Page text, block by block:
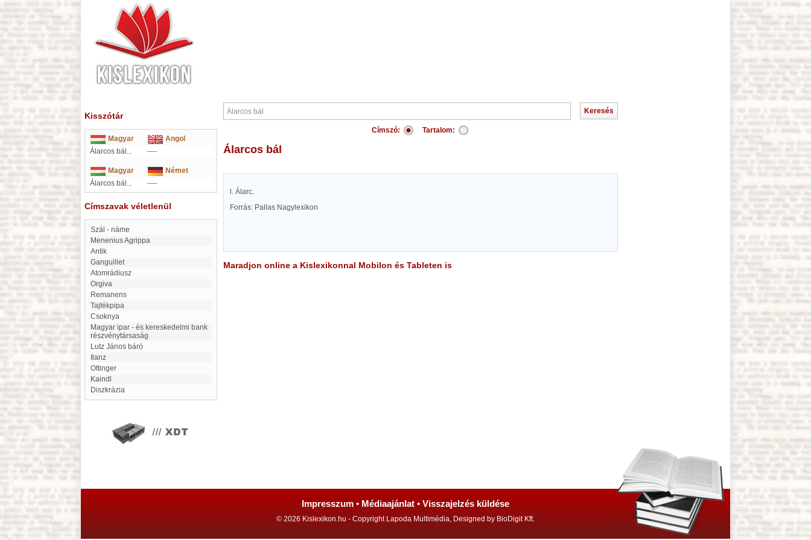
Kisszótár
Magyar
Angol
Álarcos bál...
----
Magyar
Német
Álarcos bál...
----
Címszavak véletlenül
Szál - náme
Menenius Agrippa
antik
Ganguillet
atomrádiusz
Orgiva
Remanens
Tajtékpipa
Csoknya
Magyar ipar - és kereskedelmi bank
részvénytársaság
Lutz János báró
Ilanz
Ottinger
Kaindl
Diszkrázia
Címszó: Tartalom:
Álarcos bál
l. Álarc.
Forrás: Pallas Nagylexikon
Maradjon online a Kislexikonnal Mobilon és Tableten is
Impresszum • Médiaajánlat • Visszajelzés küldése
© 2026 Kislexikon.hu - Copyright Lapoda Multimédia, Designed by BioDigit Kft.